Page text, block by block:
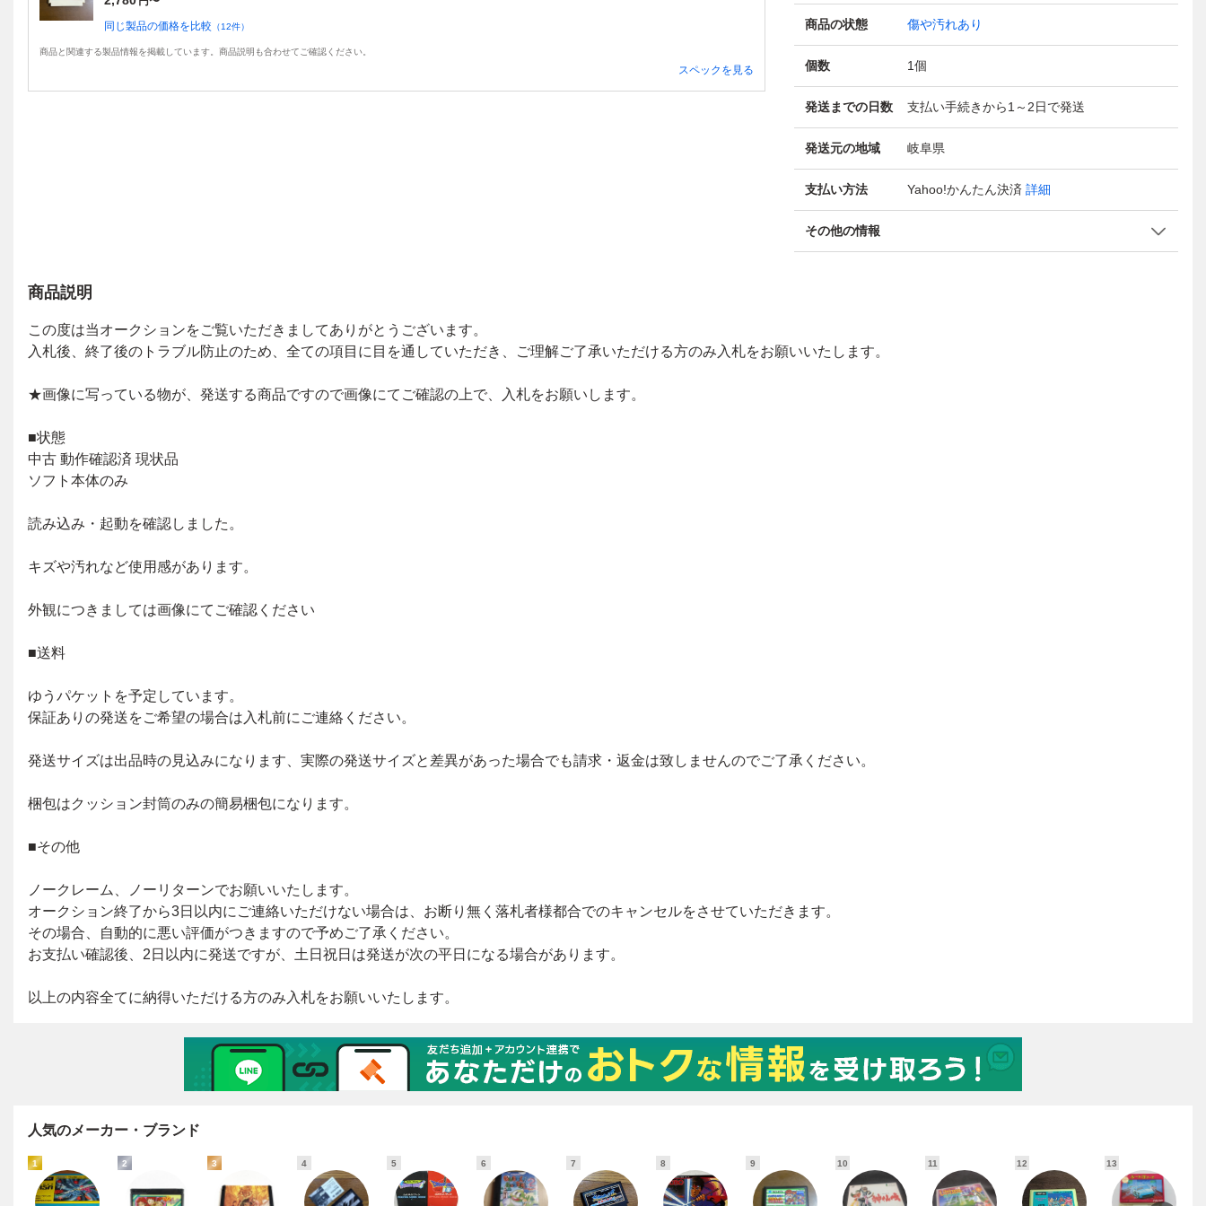
同じ製品の価格を比較 （12件）
商品と関連する製品情報を掲載しています。商品説明も合わせてご確認ください。
スペックを見る
商品の状態 傷や汚れあり
個数 1個
発送までの日数 支払い手続きから1～2日で発送
発送元の地域 岐阜県
支払い方法 Yahoo!かんたん決済 詳細
その他の情報
商品説明
人気のメーカー・ブランド
1 2 3 4 5 6 7 8 9 10 11 12 13